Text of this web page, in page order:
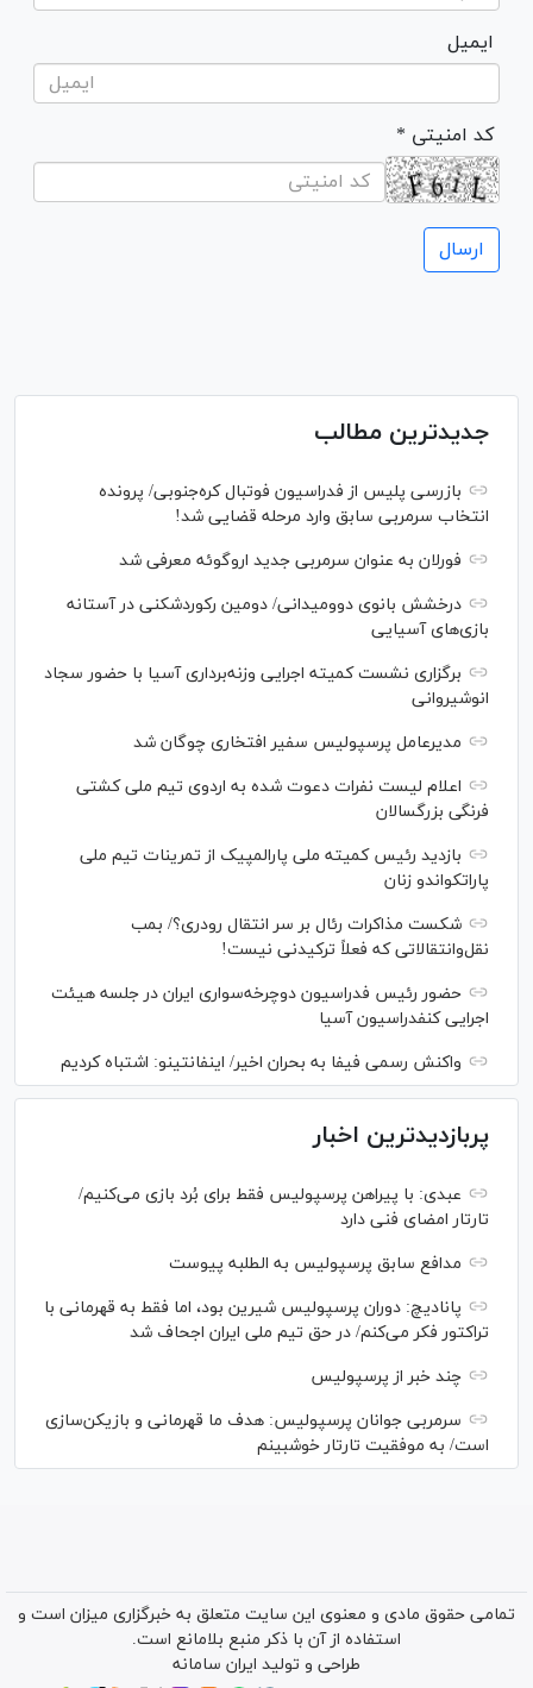
ایمیل
* کد امنیتی
جدیدترین مطالب
بازرسی پلیس از فدراسیون فوتبال کره‌جنوبی/ پرونده
انتخاب سرمربی سابق وارد مرحله قضایی شد!
فورلان به عنوان سرمربی جدید اروگوئه معرفی شد
درخشش بانوی دوومیدانی/ دومین رکوردشکنی در آستانه
بازی‌های آسیایی
برگزاری نشست کمیته اجرایی وزنه‌برداری آسیا با حضور سجاد
انوشیروانی
مدیرعامل پرسپولیس سفیر افتخاری چوگان شد
اعلام لیست نفرات دعوت شده به اردوی تیم ملی کشتی
فرنگی بزرگسالان
بازدید رئیس کمیته ملی پارالمپیک از تمرینات تیم ملی
پاراتکواندو زنان
شکست مذاکرات رئال بر سر انتقال رودری؟/ بمب
نقل‌وانتقالاتی که فعلاً ترکیدنی نیست!
حضور رئیس فدراسیون دوچرخه‌سواری ایران در جلسه هیئت
اجرایی کنفدراسیون آسیا
واکنش رسمی فیفا به بحران اخیر/ اینفانتینو: اشتباه کردیم
پربازدیدترین اخبار
عبدی: با پیراهن پرسپولیس فقط برای بُرد بازی می‌کنیم/
تارتار امضای فنی دارد
مدافع سابق پرسپولیس به الطلبه پیوست
پانادیچ: دوران پرسپولیس شیرین بود، اما فقط به قهرمانی با
تراکتور فکر می‌کنم/ در حق تیم ملی ایران اجحاف شد
چند خبر از پرسپولیس
سرمربی جوانان پرسپولیس: هدف ما قهرمانی و بازیکن‌سازی
است/ به موفقیت تارتار خوشبینم
تمامی حقوق مادی و معنوی این سایت متعلق به خبرگزاری میزان است و
استفاده از آن با ذکر منبع بلامانع است.
طراحی و تولید ایران سامانه